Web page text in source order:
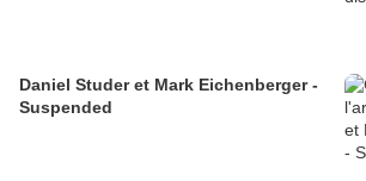
Daniel Studer et Mark Eichenberger -
Suspended